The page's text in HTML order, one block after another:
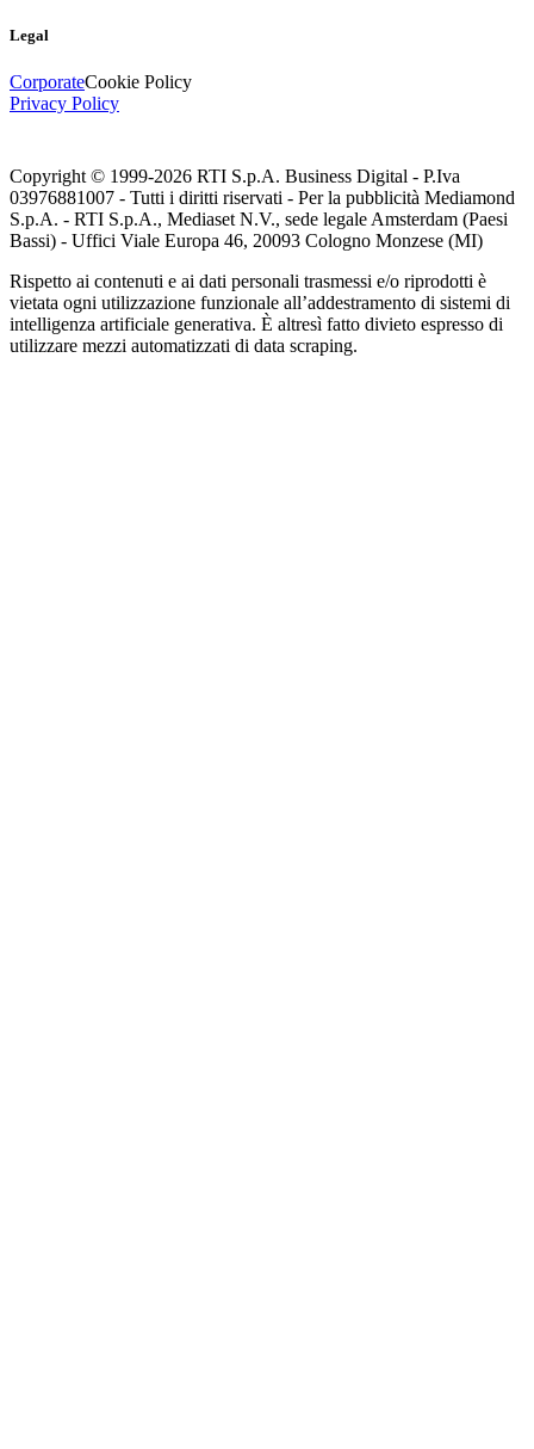
Legal
CorporateCookie Policy
Privacy Policy
Copyright © 1999-2026 RTI S.p.A. Business Digital - P.Iva
03976881007 - Tutti i diritti riservati - Per la pubblicità Mediamond
S.p.A. - RTI S.p.A., Mediaset N.V., sede legale Amsterdam (Paesi
Bassi) - Uffici Viale Europa 46, 20093 Cologno Monzese (MI)
Rispetto ai contenuti e ai dati personali trasmessi e/o riprodotti è
vietata ogni utilizzazione funzionale all’addestramento di sistemi di
intelligenza artificiale generativa. È altresì fatto divieto espresso di
utilizzare mezzi automatizzati di data scraping.